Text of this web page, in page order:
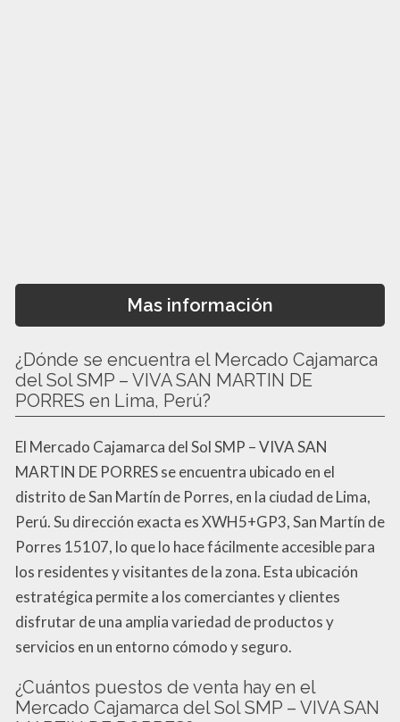
Mas información
¿Dónde se encuentra el Mercado Cajamarca
del Sol SMP – VIVA SAN MARTIN DE
PORRES en Lima, Perú?
El Mercado Cajamarca del Sol SMP – VIVA SAN
MARTIN DE PORRES se encuentra ubicado en el
distrito de San Martín de Porres, en la ciudad de Lima,
Perú. Su dirección exacta es XWH5+GP3, San Martín de
Porres 15107, lo que lo hace fácilmente accesible para
los residentes y visitantes de la zona. Esta ubicación
estratégica permite a los comerciantes y clientes
disfrutar de una amplia variedad de productos y
servicios en un entorno cómodo y seguro.
¿Cuántos puestos de venta hay en el
Mercado Cajamarca del Sol SMP – VIVA SAN